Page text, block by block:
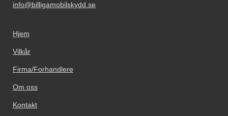
info@billigamobilskydd.se
Hjem
Vilkår
Firma/Forhandlere
Om oss
Kontakt